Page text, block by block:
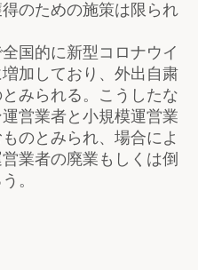
のための施策は限られ
国的に新型コロナウイ
加しており、外出自粛
みられる。こうしたな
営業者と小規模運営業
のとみられ、場合によ
業者の廃業もしくは倒
。